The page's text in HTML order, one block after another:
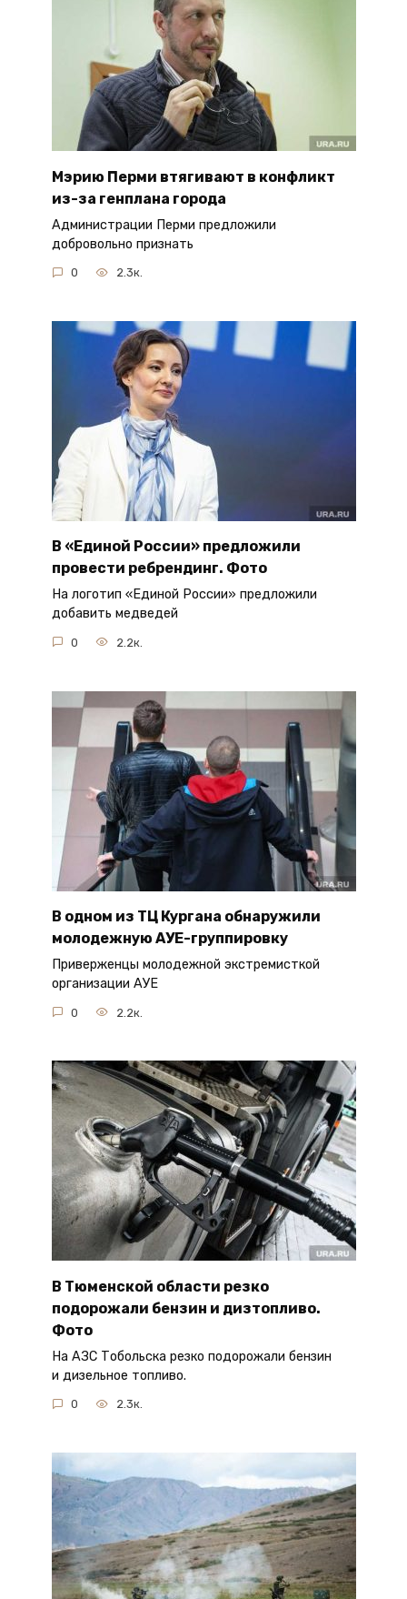
Мэрию Перми втягивают в конфликт
из-за генплана города
Администрации Перми предложили
добровольно признать
0 2.3к.
В «Единой России» предложили
провести ребрендинг. Фото
На логотип «Единой России» предложили
добавить медведей
0 2.2к.
В одном из ТЦ Кургана обнаружили
молодежную АУЕ-группировку
Приверженцы молодежной экстремисткой
организации АУЕ
0 2.2к.
В Тюменской области резко
подорожали бензин и дизтопливо.
Фото
На АЗС Тобольска резко подорожали бензин
и дизельное топливо.
0 2.3к.